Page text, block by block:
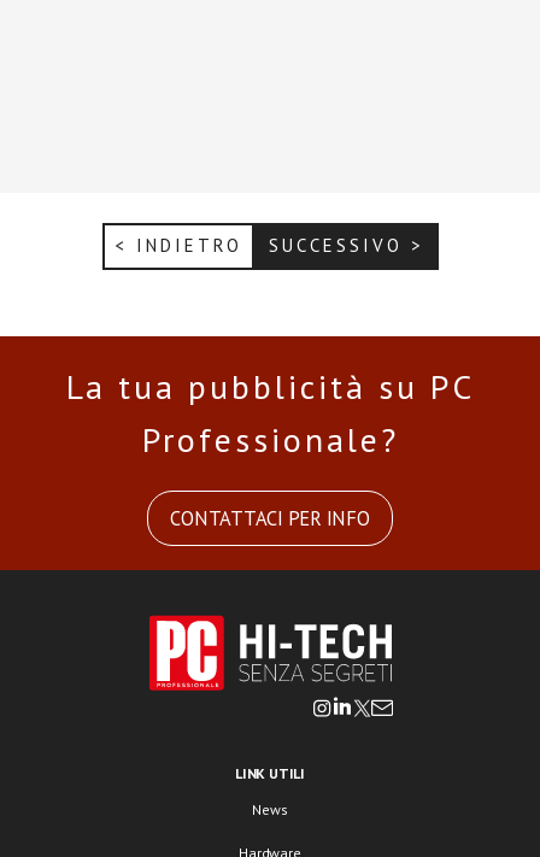
< INDIETRO SUCCESSIVO >
La tua pubblicità su PC
Professionale?
CONTATTACI PER INFO
LINK UTILI
News
Hardware